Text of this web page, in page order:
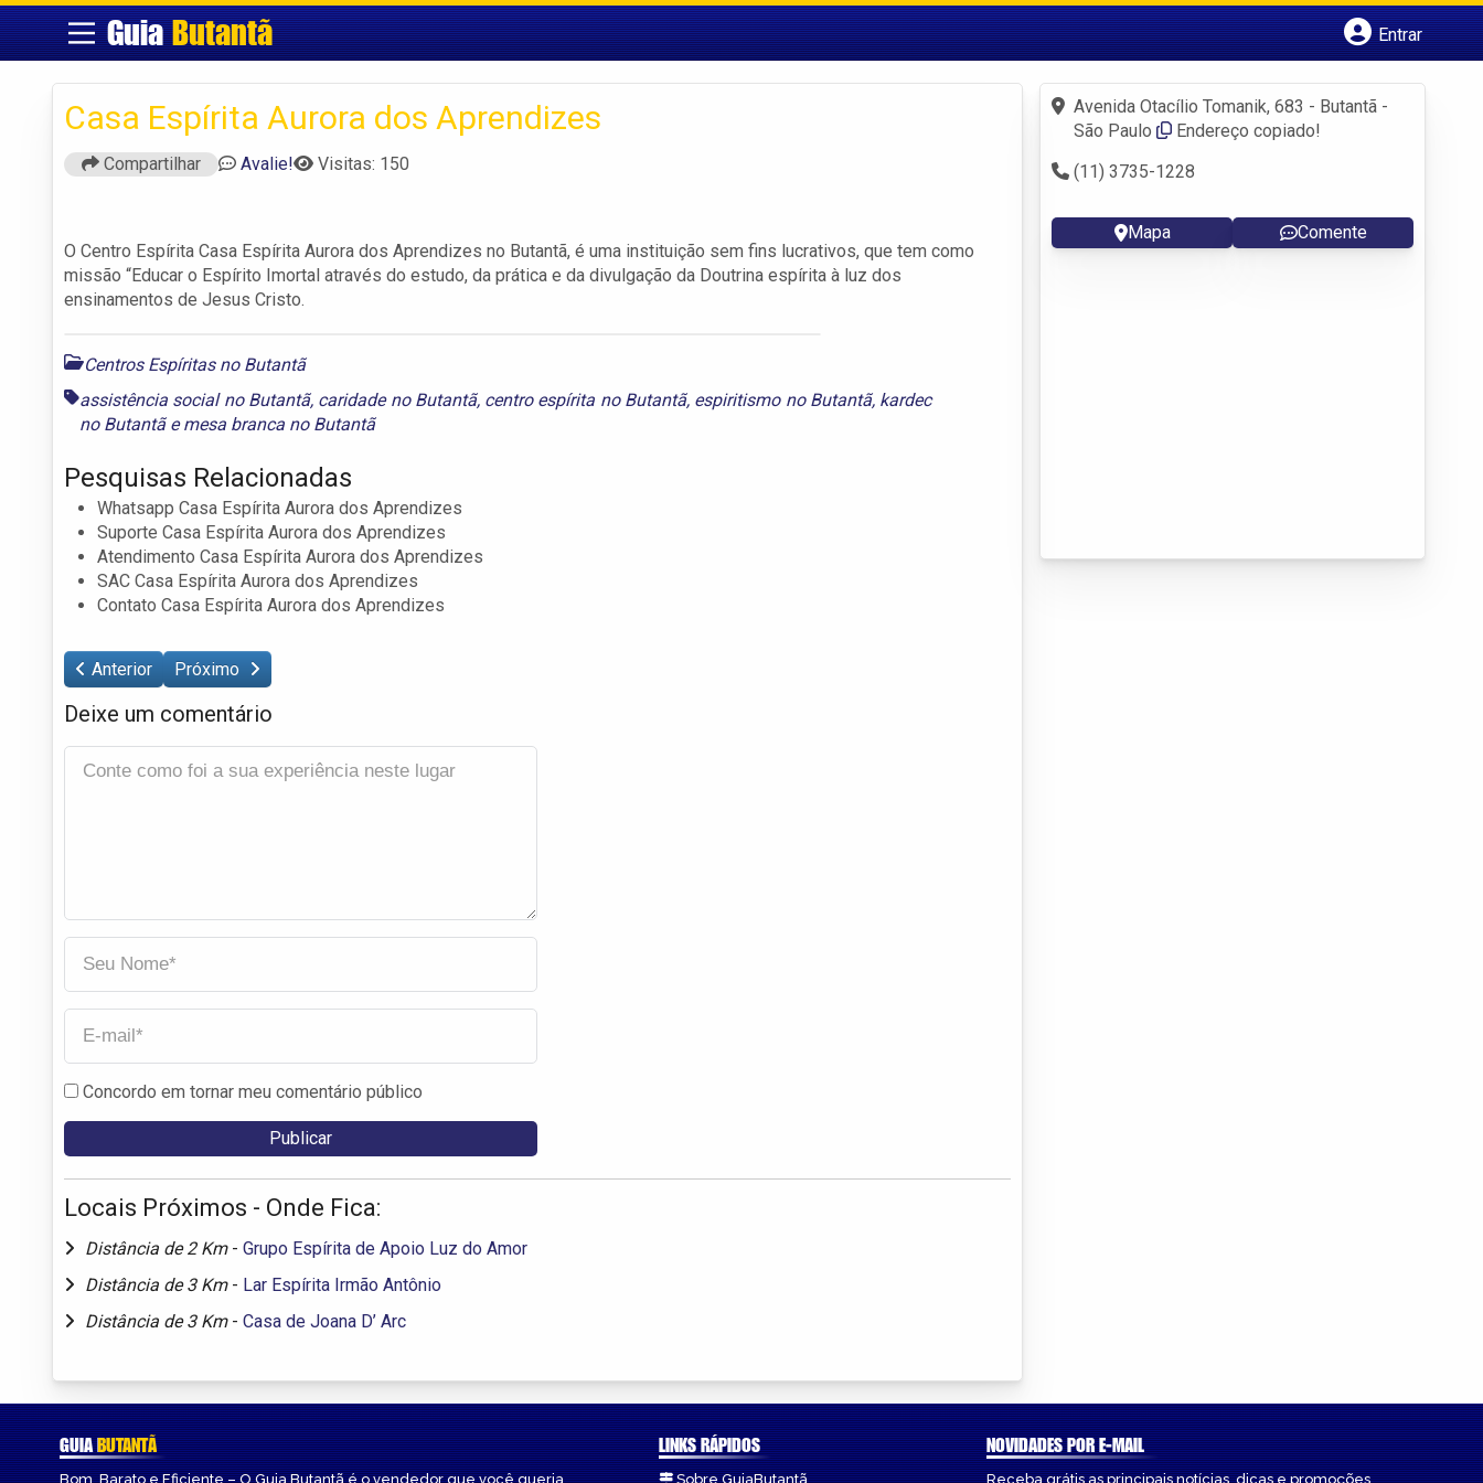
GuiaButantã
Entrar
Fazer login
Criar conta
Casa Espírita Aurora dos Aprendizes
Compartilhar Avalie! Visitas: 150
O Centro Espírita Casa Espírita Aurora dos Aprendizes no Butantã, é uma instituição sem fins lucrativos, que tem como
missão “Educar o Espírito Imortal através do estudo, da prática e da divulgação da Doutrina espírita à luz dos
ensinamentos de Jesus Cristo.
Centros Espíritas no Butantã
assistência social no Butantã, caridade no Butantã, centro espírita no Butantã, espiritismo no Butantã, kardec
no Butantãemesa branca no Butantã
Pesquisas Relacionadas
Whatsapp Casa Espírita Aurora dos Aprendizes
Suporte Casa Espírita Aurora dos Aprendizes
Atendimento Casa Espírita Aurora dos Aprendizes
SAC Casa Espírita Aurora dos Aprendizes
Contato Casa Espírita Aurora dos Aprendizes
Anterior Próximo
Deixe um comentário
Concordo em tornar meu comentário público
Locais Próximos - Onde Fica:
Distância de 2 Km - Grupo Espírita de Apoio Luz do Amor
Distância de 3 Km - Lar Espírita Irmão Antônio
Distância de 3 Km - Casa de Joana D’ Arc
Avenida Otacílio Tomanik, 683 - Butantã -
São Paulo
Endereço copiado!
(11) 3735-1228
Mapa Comente
GUIABUTANTÃ
Bom, Barato e Eficiente – O Guia Butantã é o vendedor que você queria.
LINKS RÁPIDOS
Sobre GuiaButantã
NOVIDADES POR E-MAIL
Receba grátis as principais notícias, dicas e promoções